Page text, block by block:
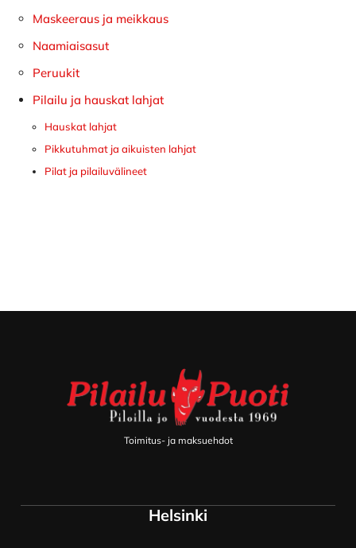
Maskeeraus ja meikkaus
Naamiaisasut
Peruukit
Pilailu ja hauskat lahjat
Hauskat lahjat
Pikkutuhmat ja aikuisten lahjat
Pilat ja pilailuvälineet
Toimitus- ja maksuehdot
Helsinki